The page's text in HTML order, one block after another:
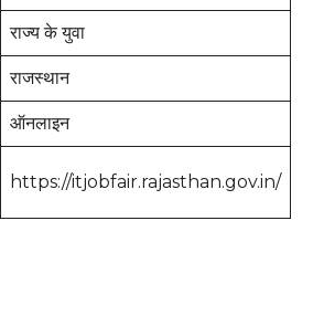
राज्य के युवा
राजस्थान
ऑनलाइन
https://itjobfair.rajasthan.gov.in/